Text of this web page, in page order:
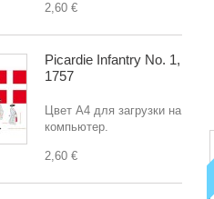
2,60 €
Picardie Infantry No. 1,
1757
Цвет A4 для загрузки на
компьютер.
2,60 €